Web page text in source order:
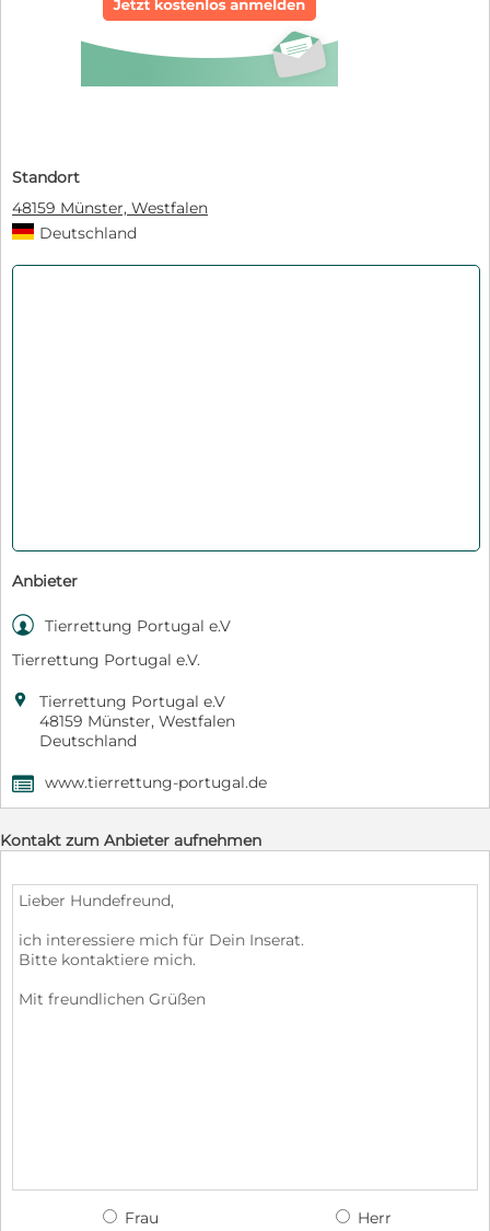
Standort
48159 Münster, Westfalen
Deutschland
Anbieter
 Tierrettung Portugal e.V
Tierrettung Portugal e.V.

Tierrettung Portugal e.V
48159 Münster, Westfalen
Deutschland
, www.tierrettung-portugal.de
Kontakt zum Anbieter aufnehmen
Frau Herr